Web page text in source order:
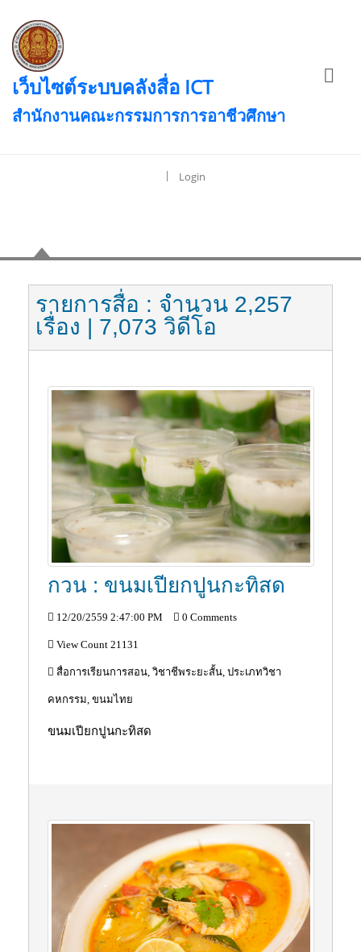
เว็บไซต์ระบบคลังสื่อ ICT
สำนักงานคณะกรรมการการอาชีวศึกษา
| Login
รายการสื่อ : จำนวน 2,257
เรื่อง | 7,073 วิดีโอ
กวน : ขนมเปียกปูนกะทิสด
12/20/2559 2:47:00 PM 0 Comments
View Count 21131
สื่อการเรียนการสอน, วิชาชีพระยะสั้น, ประเภทวิชา
คหกรรม, ขนมไทย
ขนมเปียกปูนกะทิสด